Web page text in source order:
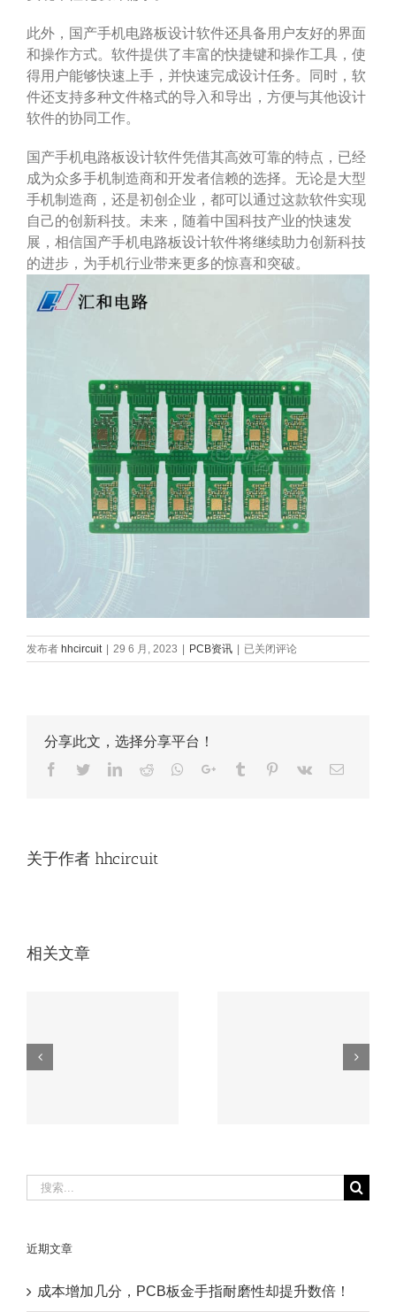
此外，国产手机电路板设计软件还具备用户友好的界面
和操作方式。软件提供了丰富的快捷键和操作工具，使
得用户能够快速上手，并快速完成设计任务。同时，软
件还支持多种文件格式的导入和导出，方便与其他设计
软件的协同工作。
国产手机电路板设计软件凭借其高效可靠的特点，已经
成为众多手机制造商和开发者信赖的选择。无论是大型
手机制造商，还是初创企业，都可以通过这款软件实现
自己的创新科技。未来，随着中国科技产业的快速发
展，相信国产手机电路板设计软件将继续助力创新科技
的进步，为手机行业带来更多的惊喜和突破。
发布者 hhcircuit 29 6 月, 2023 PCB资讯
手
机
件，
已关闭评论
分享此文，选择分享平台！
Facebook
TwitterLinkedIn
Reddit Whatsapp
Google+Tumblr Pinterest
Vk Email
关于作者 hhcircuit
相关文章
车载电路板如何应
索：
近期文章
成本增加几分，PCB板金手指耐磨性却提升数倍！